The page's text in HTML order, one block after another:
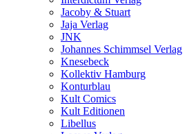
Jacoby & Stuart
Jaja Verlag
JNK
Johannes Schimmsel Verlag
Knesebeck
Kollektiv Hamburg
Konturblau
Kult Comics
Kult Editionen
Libellus